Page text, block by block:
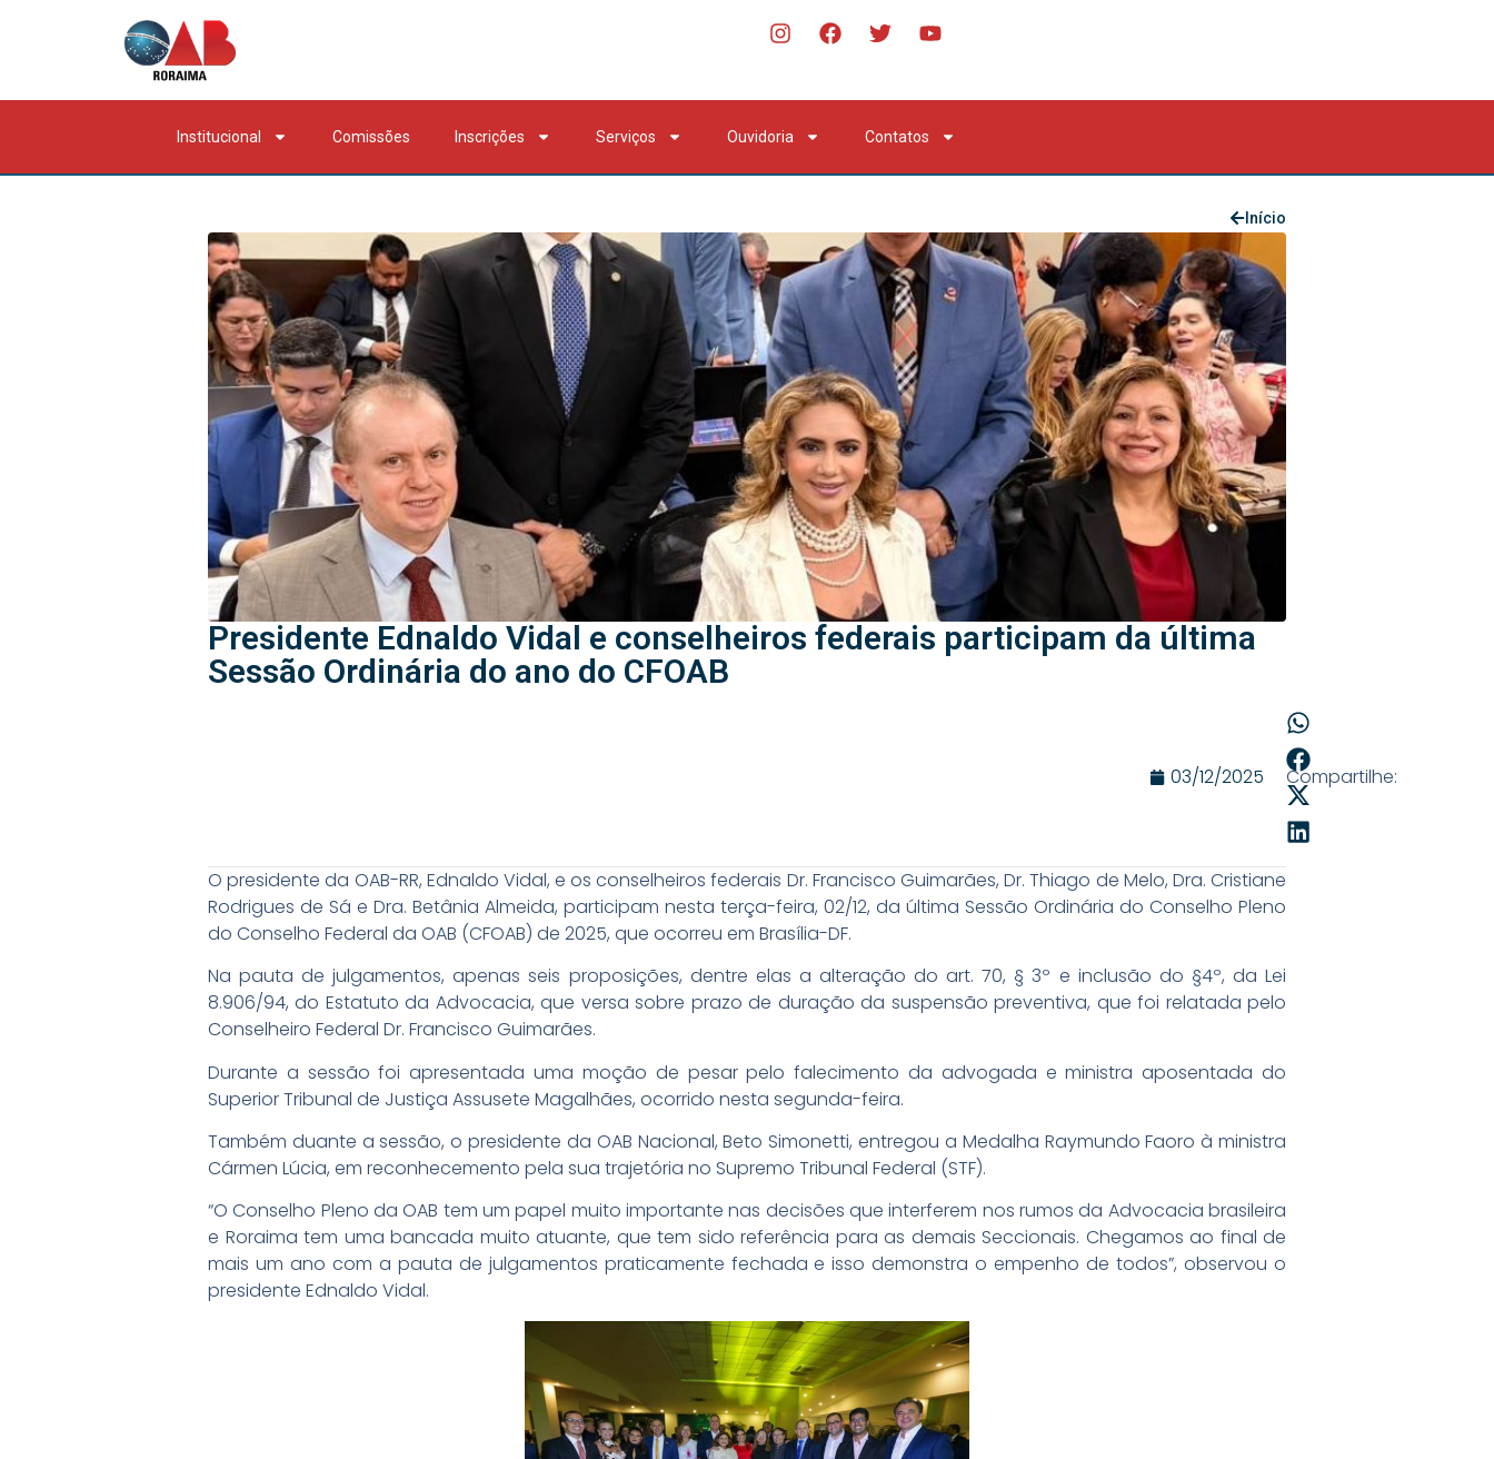
Institucional Comissões Inscrições Serviços Ouvidoria Contatos
Início
Presidente Ednaldo Vidal e conselheiros federais participam da última
Sessão Ordinária do ano do CFOAB
03/12/2025 Compartilhe:
O presidente da OAB-RR, Ednaldo Vidal, e os conselheiros federais Dr. Francisco Guimarães, Dr. Thiago de Melo, Dra. Cristiane
Rodrigues de Sá e Dra. Betânia Almeida, participam nesta terça-feira, 02/12, da última Sessão Ordinária do Conselho Pleno
do Conselho Federal da OAB (CFOAB) de 2025, que ocorreu em Brasília-DF.
Na pauta de julgamentos, apenas seis proposições, dentre elas a alteração do art. 70, § 3º e inclusão do §4º, da Lei
8.906/94, do Estatuto da Advocacia, que versa sobre prazo de duração da suspensão preventiva, que foi relatada pelo
Conselheiro Federal Dr. Francisco Guimarães.
Durante a sessão foi apresentada uma moção de pesar pelo falecimento da advogada e ministra aposentada do
Superior Tribunal de Justiça Assusete Magalhães, ocorrido nesta segunda-feira.
Também duante a sessão, o presidente da OAB Nacional, Beto Simonetti, entregou a Medalha Raymundo Faoro à ministra
Cármen Lúcia, em reconhecemento pela sua trajetória no Supremo Tribunal Federal (STF).
“O Conselho Pleno da OAB tem um papel muito importante nas decisões que interferem nos rumos da Advocacia brasileira
e Roraima tem uma bancada muito atuante, que tem sido referência para as demais Seccionais. Chegamos ao final de
mais um ano com a pauta de julgamentos praticamente fechada e isso demonstra o empenho de todos”, observou o
presidente Ednaldo Vidal.